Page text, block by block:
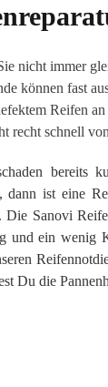
nicht immer
können fast
Reifen
recht schnell
bereits
dann ist eine
Die Sanovi
und ein wenig
Du die